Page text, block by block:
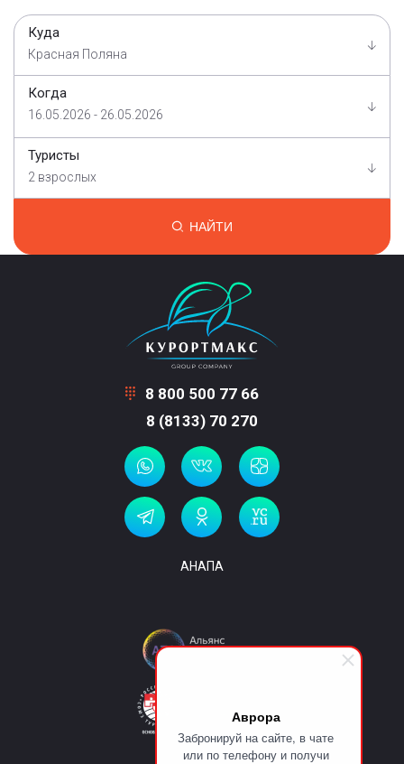
Аврора
Забронируй на сайте, в чате
или по телефону и получи
Куда
Красная Поляна
Когда
16.05.2026 - 26.05.2026
Туристы
2 взрослых
НАЙТИ
8 800 500 77 66
8 (8133) 70 270
АНАПА